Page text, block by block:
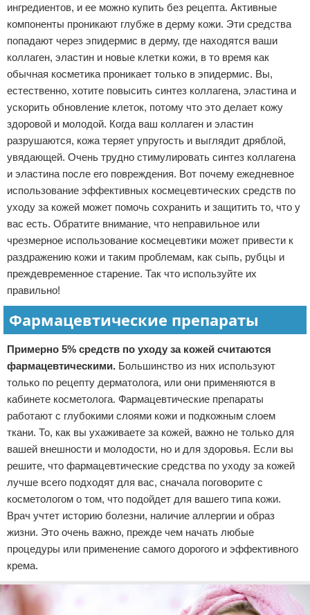
ингредиентов, и ее можно купить без рецепта. Активные
компоненты проникают глубже в дерму кожи. Эти средства
попадают через эпидермис в дерму, где находятся ваши
коллаген, эластин и новые клетки кожи, в то время как
обычная косметика проникает только в эпидермис. Вы,
естественно, хотите повысить синтез коллагена, эластина и
ускорить обновление клеток, потому что это делает кожу
здоровой и молодой. Когда ваш коллаген и эластин
разрушаются, кожа теряет упругость и выглядит дряблой,
увядающей. Очень трудно стимулировать синтез коллагена
и эластина после его повреждения. Вот почему ежедневное
использование эффективных космецевтических средств по
уходу за кожей может помочь сохранить и защитить то, что у
вас есть. Обратите внимание, что неправильное или
чрезмерное использование космецевтики может привести к
раздражению кожи и таким проблемам, как сыпь, рубцы и
преждевременное старение. Так что используйте их
правильно!
Фармацевтические препараты
Примерно 5% средств по уходу за кожей считаются
фармацевтическими. Большинство из них используют
только по рецепту дерматолога, или они применяются в
кабинете косметолога. Фармацевтические препараты
работают с глубокими слоями кожи и подкожным слоем
ткани. То, как вы ухаживаете за кожей, важно не только для
вашей внешности и молодости, но и для здоровья. Если вы
решите, что фармацевтические средства по уходу за кожей
лучше всего подходят для вас, сначала поговорите с
косметологом о том, что подойдет для вашего типа кожи.
Врач учтет историю болезни, наличие аллергии и образ
жизни. Это очень важно, прежде чем начать любые
процедуры или применение самого дорогого и эффективного
крема.